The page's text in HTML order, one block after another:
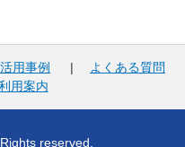
活用事例 |
よくある質問
用案内
reserved.